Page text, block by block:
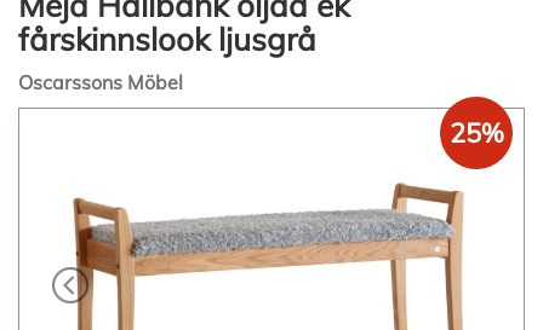
fårskinnslook ljusgrå
Oscarssons Möbel
bildgalleriet
25%